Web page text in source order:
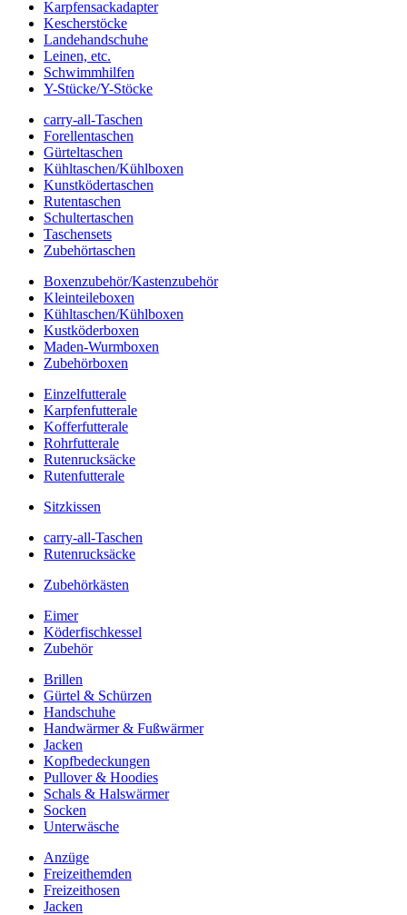
Karpfensackadapter
Kescherstöcke
Landehandschuhe
Leinen, etc.
Schwimmhilfen
Y-Stücke/Y-Stöcke
carry-all-Taschen
Forellentaschen
Gürteltaschen
Kühltaschen/Kühlboxen
Kunstködertaschen
Rutentaschen
Schultertaschen
Taschensets
Zubehörtaschen
Boxenzubehör/Kastenzubehör
Kleinteileboxen
Kühltaschen/Kühlboxen
Kustköderboxen
Maden-Wurmboxen
Zubehörboxen
Einzelfutterale
Karpfenfutterale
Kofferfutterale
Rohrfutterale
Rutenrucksäcke
Rutenfutterale
Sitzkissen
carry-all-Taschen
Rutenrucksäcke
Zubehörkästen
Eimer
Köderfischkessel
Zubehör
Brillen
Gürtel & Schürzen
Handschuhe
Handwärmer & Fußwärmer
Jacken
Kopfbedeckungen
Pullover & Hoodies
Schals & Halswärmer
Socken
Unterwäsche
Anzüge
Freizeithemden
Freizeithosen
Jacken